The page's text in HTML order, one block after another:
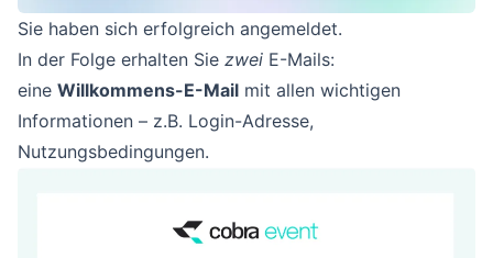
Sie haben sich erfolgreich angemeldet.
In der Folge erhalten Sie zwei E-Mails:
eine Willkommens-E-Mail mit allen wichtigen
Informationen – z.B. Login-Adresse,
Nutzungsbedingungen.